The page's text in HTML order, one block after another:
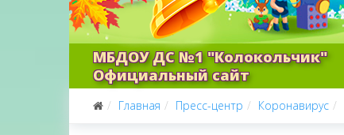
МБДОУ ДС №1 "Колокольчик"
Официальный сайт
Главная Пресс-центр Коронавирус